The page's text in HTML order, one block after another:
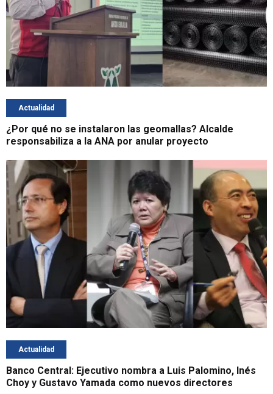
Actualidad
¿Por qué no se instalaron las geomallas? Alcalde
responsabiliza a la ANA por anular proyecto
Actualidad
Banco Central: Ejecutivo nombra a Luis Palomino, Inés
Choy y Gustavo Yamada como nuevos directores